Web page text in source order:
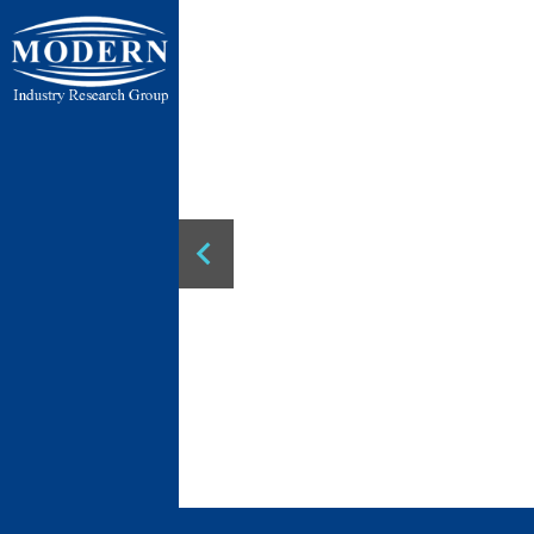
ایران ،